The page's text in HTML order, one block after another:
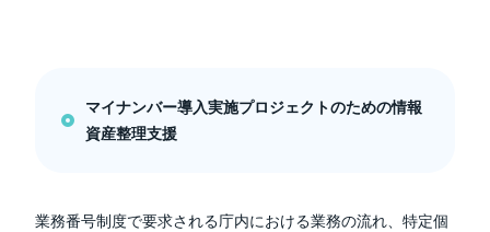
マイナンバー導入実施プロジェクトのための情報
資産整理支援
業務番号制度で要求される庁内における業務の流れ、特定個